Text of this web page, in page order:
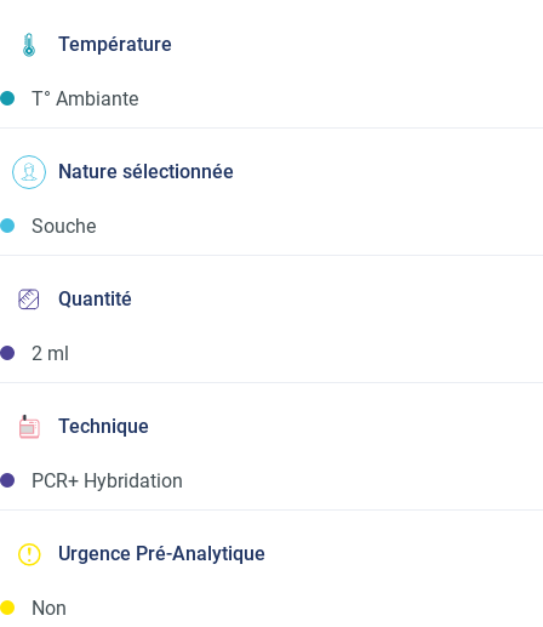
Température
T° Ambiante
Nature sélectionnée
Souche
Quantité
2 ml
Technique
PCR+ Hybridation
Urgence Pré-Analytique
Non